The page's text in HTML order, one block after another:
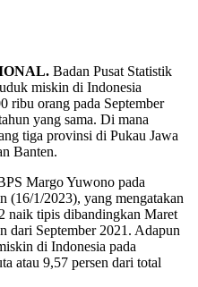
Badan Pusat Statistik
miskin di Indonesia
ribu orang pada September
yang sama. Di mana
tiga provinsi di Pukau Jawa
Banten.
Margo Yuwono pada
(16/1/2023), yang mengatakan
naik tipis dibandingkan Maret
dari September 2021. Adapun
di Indonesia pada
atau 9,57 persen dari total